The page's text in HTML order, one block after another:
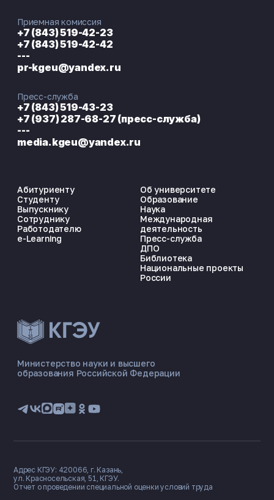
ЭНЕРГОКОД — ПОМОЩНИК КГЭУ
📋 Приёмная комиссия
🏠 Общежитие
Министерство науки и высшего
образования Российской Федерации
Абитуриенту
Студенту
Выпускнику
Сотруднику
Работодателю
e-Learning
Об университете
Образование
Наука
Международная
деятельность
Пресс-служба
ДПО
Библиотека
Национальные проекты
России
Приемная комиссия
+7 (843) 519-42-23
+7 (843) 519-42-42
---
pr-kgeu@yandex.ru
Пресс-служба
+7 (843) 519-43-23
+7 (937) 287-68-27 (пресс-служба)
---
media.kgeu@yandex.ru
Адрес КГЭУ: 420066, г. Казань,
ул. Красносельская, 51, КГЭУ.
Отчет о проведении специальной оценки условий труда